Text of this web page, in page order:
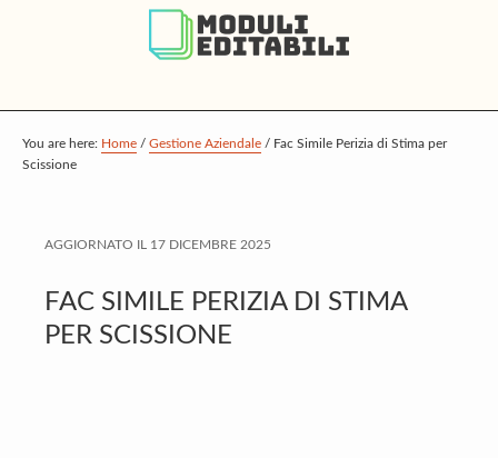
p
t
a
n
c
p
t
r
m
a
p
t
o
t
e
You are here: Home / Gestione Aziendale / Fac Simile Perizia di Stima per
Scissione
AGGIORNATO IL 17 DICEMBRE 2025
FAC SIMILE PERIZIA DI STIMA
PER SCISSIONE